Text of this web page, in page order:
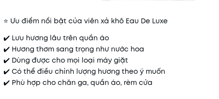
⭐ Ưu điểm nổi bật của viên xả khô Eau De Luxe
✔️ Lưu hương lâu trên quần áo
✔️ Hương thơm sang trọng như nước hoa
✔️ Dùng được cho mọi loại máy giặt
✔️ Có thể điều chỉnh lượng hương theo ý muốn
✔️ Phù hợp cho chăn ga, quần áo, rèm cửa